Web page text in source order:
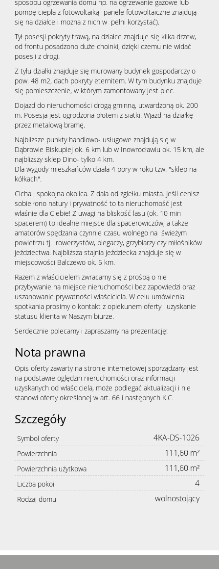
sposobu ogrzewania domu np. na ogrzewanie gazowe lub
pompę ciepła z fotowoltaiką- panele fotowoltaiczne znajdują
się na działce i można z nich w pełni korzystać).
Tył posesji pokryty trawą, na działce znajduje się kilka drzew,
od frontu posadzono duże choinki, dzięki czemu nie widać
posesji z drogi.
Z tyłu działki znajduje się murowany budynek gospodarczy o
pow. 48 m2, dach pokryty eternitem. W tym budynku znajduje
się pomieszczenie, w którym zamontowany jest piec.
Dojazd do nieruchomości drogą gminną, utwardzoną ok. 200
m. Posesja jest ogrodzona płotem z siatki. Wjazd na działkę
przez metalową bramę.
Najbliższe punkty handlowo- usługowe znajdują się w
Dąbrowie Biskupiej ok. 6 km lub w Inowrocławiu ok. 15 km, ale
najbliższy sklep Dino- tylko 4 km.
Dla wygody mieszkańców działa 4 pory w roku tzw. "sklep na
kółkach".
Cicha i spokojna okolica. Z dala od zgiełku miasta. Jeśli cenisz
sobie łono natury i prywatność to ta nieruchomość jest
właśnie dla Ciebie! Z uwagi na bliskość lasu (ok. 10 min
spacerem) to idealne miejsce dla spacerowiczów, a także
amatorów spędzania czynnie czasu wolnego na świeżym
powietrzu tj. rowerzystów, biegaczy, grzybiarzy czy miłośników
jeździectwa. Najbliższa stajnia jeździecka znajduje się w
miejscowości Balczewo ok. 5 km.
Razem z właścicielem zwracamy się z prośbą o nie
przybywanie na miejsce nieruchomości bez zapowiedzi oraz
uszanowanie prywatności właściciela. W celu umówienia
spotkania prosimy o kontakt z opiekunem oferty i uzyskanie
statusu klienta w Naszym biurze.
Serdecznie polecamy i zapraszamy na prezentację!
Nota prawna
Opis oferty zawarty na stronie internetowej sporządzany jest
na podstawie oględzin nieruchomości oraz informacji
uzyskanych od właściciela, może podlegać aktualizacji i nie
stanowi oferty określonej w art. 66 i następnych K.C.
Szczegóły
Symbol oferty 4KA-DS-1026
Powierzchnia 111,60 m²
Powierzchnia użytkowa 111,60 m²
Liczba pokoi 4
Rodzaj domu wolnostojący